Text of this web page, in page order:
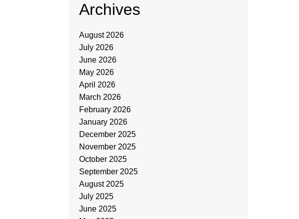
Archives
August 2026
July 2026
June 2026
May 2026
April 2026
March 2026
February 2026
January 2026
December 2025
November 2025
October 2025
September 2025
August 2025
July 2025
June 2025